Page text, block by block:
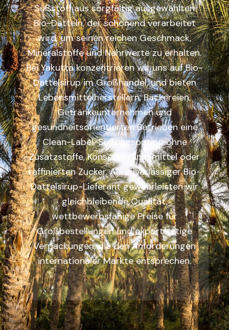
Süßstoff aus sorgfältig ausgewählten
Bio-Datteln, der schonend verarbeitet
wird, um seinen reichen Geschmack,
Mineralstoffe und Nährwerte zu erhalten.
Bei Yakutta konzentrieren wir uns auf Bio-
Dattelsirup im Großhandel, und bieten
Lebensmittelherstellern, Bäckereien,
Getränkeunternehmen und
gesundheitsorientierten Betrieben eine
Clean-Label-Süßungsoption ohne
Zusatzstoffe, Konservierungsmittel oder
raffinierten Zucker. Als zuverlässiger Bio-
Dattelsirup-Lieferant gewährleisten wir
gleichbleibende Qualität,
wettbewerbsfähige Preise für
Großbestellungen und exportfertige
Verpackungen, die den Anforderungen
internationaler Märkte entsprechen.